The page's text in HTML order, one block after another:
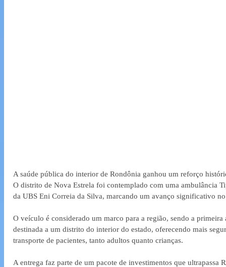
A saúde pública do interior de Rondônia ganhou um reforço
O distrito de Nova Estrela foi contemplado com uma ambulância
da UBS Eni Correia da Silva, marcando um avanço significativo
O veículo é considerado um marco para a região, sendo a
destinada a um distrito do interior do estado, oferecendo mais
transporte de pacientes, tanto adultos quanto crianças.
A entrega faz parte de um pacote de investimentos que ultrapassa